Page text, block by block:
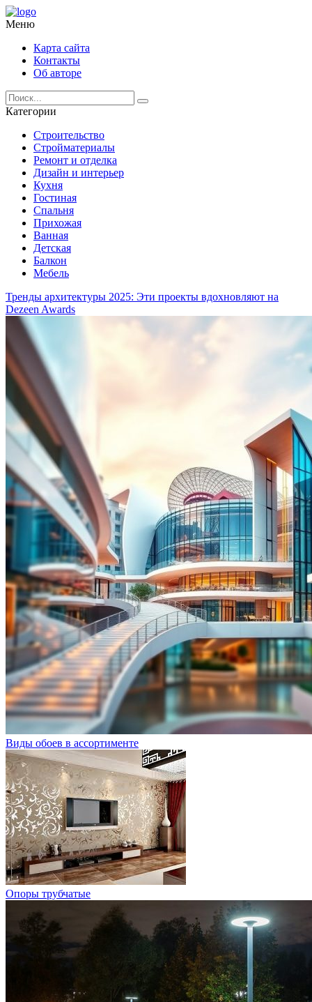
Меню
Карта сайта
Контакты
Об авторе
Категории
Строительство
Стройматериалы
Ремонт и отделка
Дизайн и интерьер
Кухня
Гостиная
Спальня
Прихожая
Ванная
Детская
Балкон
Мебель
Тренды архитектуры 2025: Эти проекты вдохновляют на
Dezeen Awards
Виды обоев в ассортименте
Опоры трубчатые